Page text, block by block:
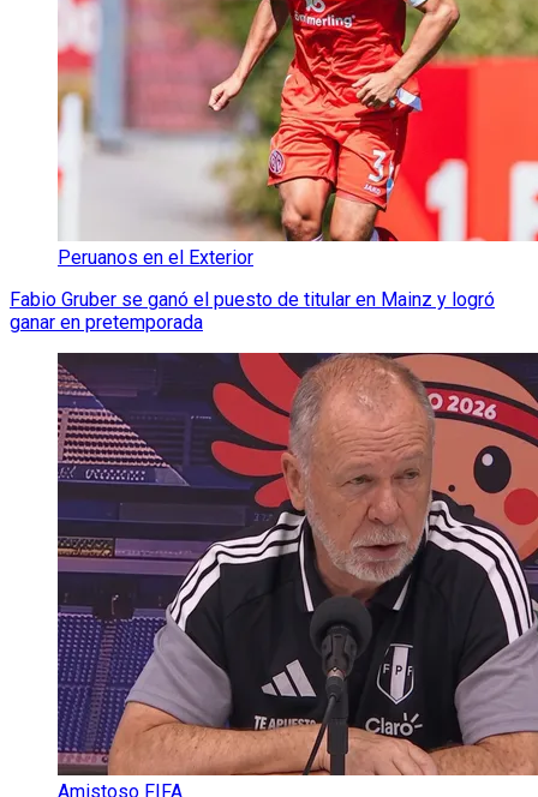
Peruanos en el Exterior
Fabio Gruber se ganó el puesto de titular en Mainz y logró
ganar en pretemporada
Amistoso FIFA